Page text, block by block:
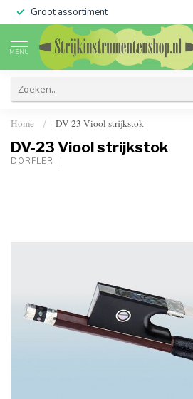
Groot assortiment
MENU
Home / DV-23 Viool strijkstok
DV-23 Viool strijkstok
DÖRFLER